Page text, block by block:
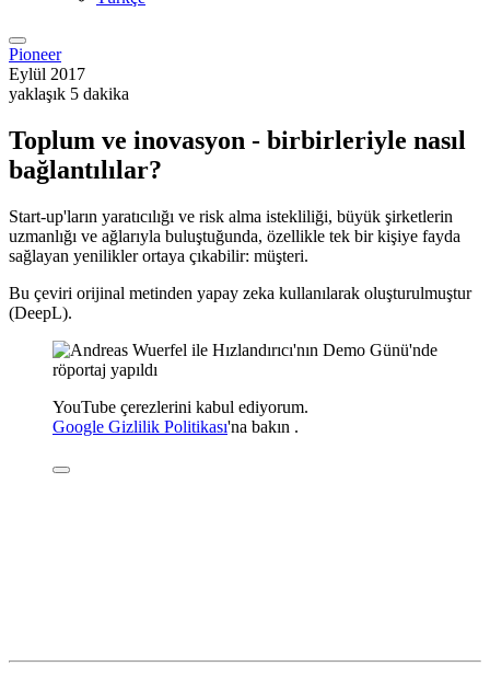
Pioneer
Eylül 2017
yaklaşık 5 dakika
Toplum ve inovasyon - birbirleriyle nasıl
bağlantılılar?
Start-up'ların yaratıcılığı ve risk alma istekliliği, büyük şirketlerin
uzmanlığı ve ağlarıyla buluştuğunda, özellikle tek bir kişiye fayda
sağlayan yenilikler ortaya çıkabilir: müşteri.
Bu çeviri orijinal metinden yapay zeka kullanılarak oluşturulmuştur
(DeepL).
YouTube çerezlerini kabul ediyorum.
Google Gizlilik Politikası'na bakın .